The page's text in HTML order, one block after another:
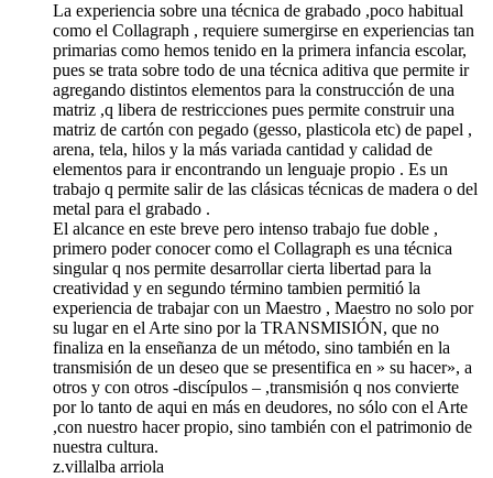
La experiencia sobre una técnica de grabado ,poco habitual
como el Collagraph , requiere sumergirse en experiencias tan
primarias como hemos tenido en la primera infancia escolar,
pues se trata sobre todo de una técnica aditiva que permite ir
agregando distintos elementos para la construcción de una
matriz ,q libera de restricciones pues permite construir una
matriz de cartón con pegado (gesso, plasticola etc) de papel ,
arena, tela, hilos y la más variada cantidad y calidad de
elementos para ir encontrando un lenguaje propio . Es un
trabajo q permite salir de las clásicas técnicas de madera o del
metal para el grabado .
El alcance en este breve pero intenso trabajo fue doble ,
primero poder conocer como el Collagraph es una técnica
singular q nos permite desarrollar cierta libertad para la
creatividad y en segundo término tambien permitió la
experiencia de trabajar con un Maestro , Maestro no solo por
su lugar en el Arte sino por la TRANSMISIÓN, que no
finaliza en la enseñanza de un método, sino también en la
transmisión de un deseo que se presentifica en » su hacer», a
otros y con otros -discípulos – ,transmisión q nos convierte
por lo tanto de aqui en más en deudores, no sólo con el Arte
,con nuestro hacer propio, sino también con el patrimonio de
nuestra cultura.
z.villalba arriola